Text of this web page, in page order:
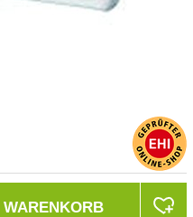
WARENKORB